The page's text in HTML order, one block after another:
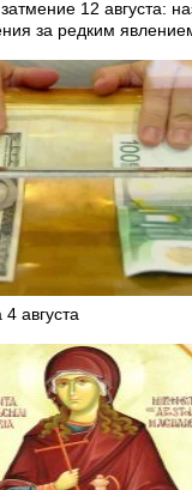
12 августа:
за редким
августа